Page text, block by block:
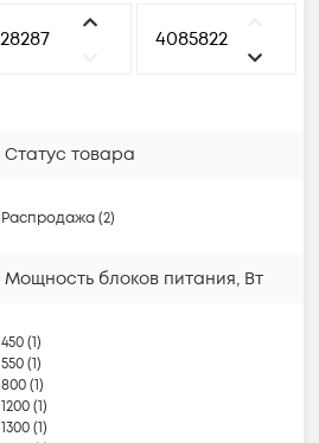
Статус товара
Распродажа (2)
Мощность блоков питания, Вт
450 (1)
550 (1)
800 (1)
1200 (1)
1300 (1)